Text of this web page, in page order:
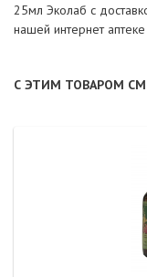
25мл Эколаб с
нашей интернет
С ЭТИМ ТОВАРОМ